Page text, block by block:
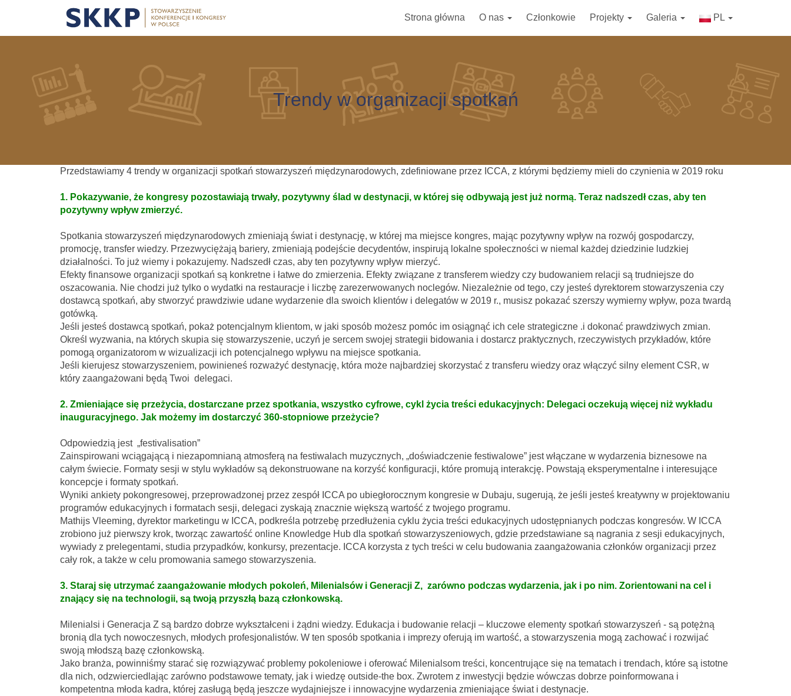
Strona główna O nas Członkowie Projekty Galeria PL
Trendy w organizacji spotkań
Przedstawiamy 4 trendy w organizacji spotkań stowarzyszeń międzynarodowych, zdefiniowane przez ICCA, z którymi będziemy mieli do czynienia w 2019 roku
1. Pokazywanie, że kongresy pozostawiają trwały, pozytywny ślad w destynacji, w której się odbywają jest już normą. Teraz nadszedł czas, aby ten
pozytywny wpływ zmierzyć.
Spotkania stowarzyszeń międzynarodowych zmieniają świat i destynację, w której ma miejsce kongres, mając pozytywny wpływ na rozwój gospodarczy,
promocję, transfer wiedzy. Przezwyciężają bariery, zmieniają podejście decydentów, inspirują lokalne społeczności w niemal każdej dziedzinie ludzkiej
działalności. To już wiemy i pokazujemy. Nadszedł czas, aby ten pozytywny wpływ mierzyć.
Efekty finansowe organizacji spotkań są konkretne i łatwe do zmierzenia. Efekty związane z transferem wiedzy czy budowaniem relacji są trudniejsze do
oszacowania. Nie chodzi już tylko o wydatki na restauracje i liczbę zarezerwowanych noclegów. Niezależnie od tego, czy jesteś dyrektorem stowarzyszenia czy
dostawcą spotkań, aby stworzyć prawdziwie udane wydarzenie dla swoich klientów i delegatów w 2019 r., musisz pokazać szerszy wymierny wpływ, poza twardą
gotówką.
Jeśli jesteś dostawcą spotkań, pokaż potencjalnym klientom, w jaki sposób możesz pomóc im osiągnąć ich cele strategiczne .i dokonać prawdziwych zmian.
Określ wyzwania, na których skupia się stowarzyszenie, uczyń je sercem swojej strategii bidowania i dostarcz praktycznych, rzeczywistych przykładów, które
pomogą organizatorom w wizualizacji ich potencjalnego wpływu na miejsce spotkania.
Jeśli kierujesz stowarzyszeniem, powinieneś rozważyć destynację, która może najbardziej skorzystać z transferu wiedzy oraz włączyć silny element CSR, w
który zaangażowani będą Twoi delegaci.
2. Zmieniające się przeżycia, dostarczane przez spotkania, wszystko cyfrowe, cykl życia treści edukacyjnych: Delegaci oczekują więcej niż wykładu
inauguracyjnego. Jak możemy im dostarczyć 360-stopniowe przeżycie?
Odpowiedzią jest „festivalisation”
Zainspirowani wciągającą i niezapomnianą atmosferą na festiwalach muzycznych, „doświadczenie festiwalowe” jest włączane w wydarzenia biznesowe na
całym świecie. Formaty sesji w stylu wykładów są dekonstruowane na korzyść konfiguracji, które promują interakcję. Powstają eksperymentalne i interesujące
koncepcje i formaty spotkań.
Wyniki ankiety pokongresowej, przeprowadzonej przez zespół ICCA po ubiegłorocznym kongresie w Dubaju, sugerują, że jeśli jesteś kreatywny w projektowaniu
programów edukacyjnych i formatach sesji, delegaci zyskają znacznie większą wartość z twojego programu.
Mathijs Vleeming, dyrektor marketingu w ICCA, podkreśla potrzebę przedłużenia cyklu życia treści edukacyjnych udostępnianych podczas kongresów. W ICCA
zrobiono już pierwszy krok, tworząc zawartość online Knowledge Hub dla spotkań stowarzyszeniowych, gdzie przedstawiane są nagrania z sesji edukacyjnych,
wywiady z prelegentami, studia przypadków, konkursy, prezentacje. ICCA korzysta z tych treści w celu budowania zaangażowania członków organizacji przez
cały rok, a także w celu promowania samego stowarzyszenia.
3. Staraj się utrzymać zaangażowanie młodych pokoleń, Milenialsów i Generacji Z, zarówno podczas wydarzenia, jak i po nim. Zorientowani na cel i
znający się na technologii, są twoją przyszłą bazą członkowską.
Milenialsi i Generacja Z są bardzo dobrze wykształceni i żądni wiedzy. Edukacja i budowanie relacji – kluczowe elementy spotkań stowarzyszeń - są potężną
bronią dla tych nowoczesnych, młodych profesjonalistów. W ten sposób spotkania i imprezy oferują im wartość, a stowarzyszenia mogą zachować i rozwijać
swoją młodszą bazę członkowską.
Jako branża, powinniśmy starać się rozwiązywać problemy pokoleniowe i oferować Milenialsom treści, koncentrujące się na tematach i trendach, które są istotne
dla nich, odzwierciedlając zarówno podstawowe tematy, jak i wiedzę outside-the box. Zwrotem z inwestycji będzie wówczas dobrze poinformowana i
kompetentna młoda kadra, której zasługą będą jeszcze wydajniejsze i innowacyjne wydarzenia zmieniające świat i destynacje.